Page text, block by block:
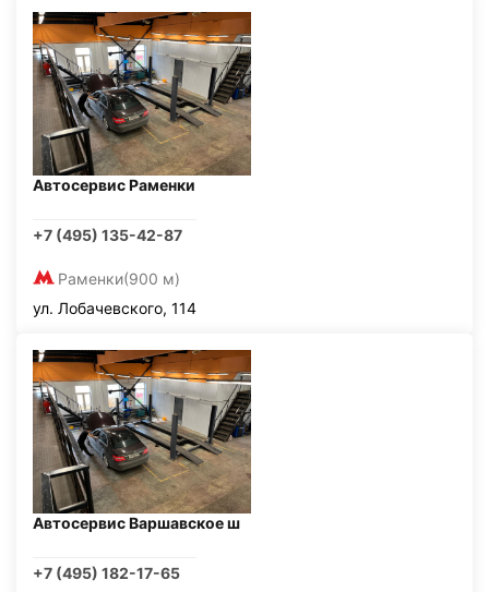
Автосервис Раменки
+7 (495) 135-42-87
Раменки(900 м)
ул. Лобачевского, 114
Автосервис Варшавское ш
+7 (495) 182-17-65